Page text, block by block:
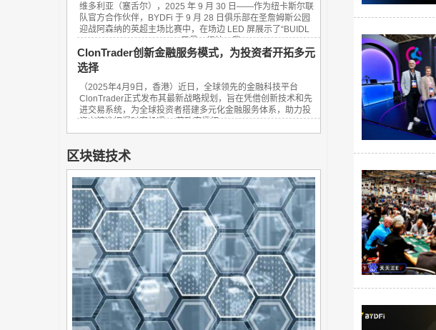
维多利亚（塞舌尔），2025 年 9 月 30 日——作为纽卡斯尔联
队官方合作伙伴，BYDFi 于 9 月 28 日俱乐部在圣詹姆斯公园
迎战阿森纳的英超主场比赛中，在场边 LED 屏展示了“BUIDL
YOUR DREAM FINANCE”口号。很快，我...
ClonTrader创新金融服务模式，为投资者开拓多元
选择
（2025年4月9日，香港）近日，全球领先的金融科技平台
ClonTrader正式发布其最新战略规划，旨在凭借创新技术和先
进交易系统，为全球投资者搭建多元化金融服务体系，助力投
资者精准把握财富机遇。 获政府授权...
区块链技术